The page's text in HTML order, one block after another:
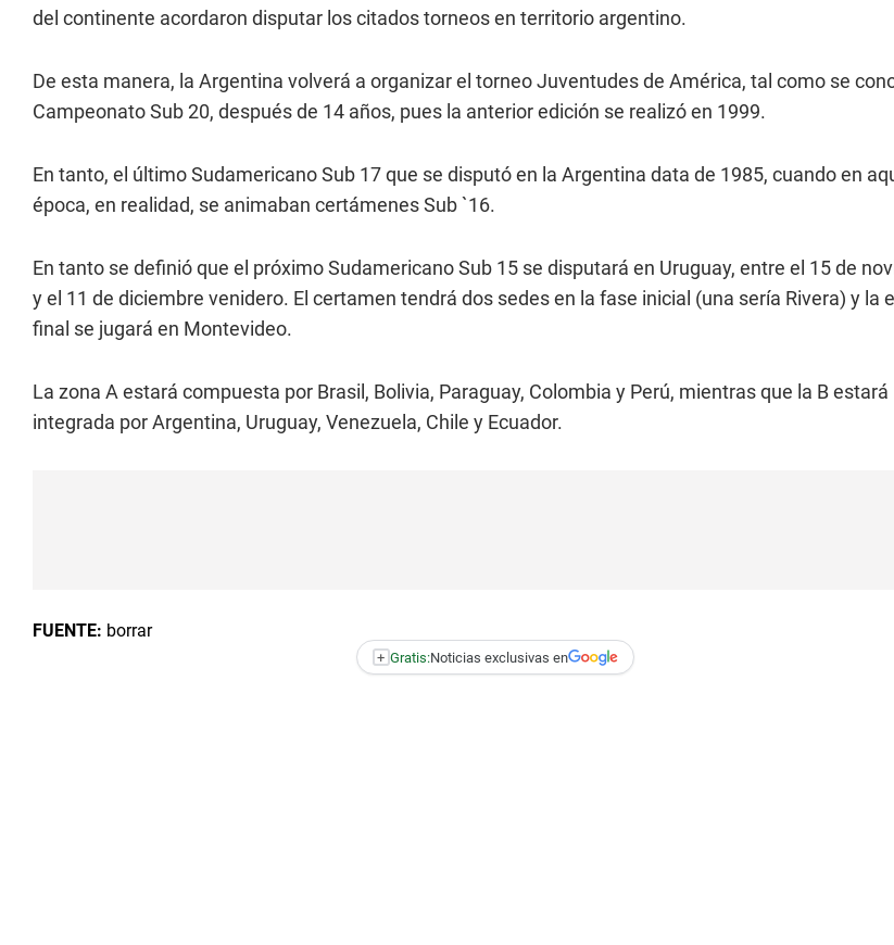
del continente acordaron disputar los citados torneos en territorio argentino.
De esta manera, la Argentina volverá a organizar el torneo Juventudes de América, tal como se
Campeonato Sub 20, después de 14 años, pues la anterior edición se realizó en 1999.
En tanto, el último Sudamericano Sub 17 que se disputó en la Argentina data de 1985, cuando en
época, en realidad, se animaban certámenes Sub `16.
En tanto se definió que el próximo Sudamericano Sub 15 se disputará en Uruguay, entre el 15 de
y el 11 de diciembre venidero. El certamen tendrá dos sedes en la fase inicial (una sería Rivera) y la
final se jugará en Montevideo.
La zona A estará compuesta por Brasil, Bolivia, Paraguay, Colombia y Perú, mientras que la B estará
integrada por Argentina, Uruguay, Venezuela, Chile y Ecuador.
FUENTE: borrar
+ Gratis:Noticias exclusivas en